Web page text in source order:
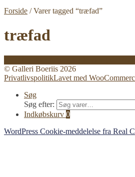
Forside /Varer tagged “træfad”
træfad
© Galleri Boeriis 2026
PrivatlivspolitikLavet med
Søg
Søg efter:
Indkøbskurv 0
WordPress Cookie-meddelelse fra Real